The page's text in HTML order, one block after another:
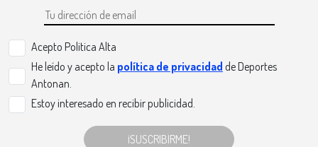
Acepto Politica Alta
He leído y acepto la política de privacidad de Deportes
Antonan.
Estoy interesado en recibir publicidad.
¡SUSCRIBIRME!